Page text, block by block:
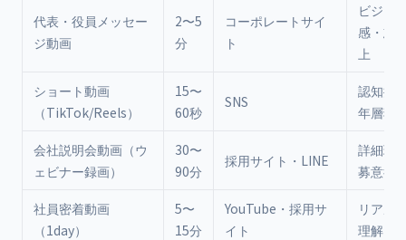
代表・役員メッセー
ジ動画
2〜5
分
コーポレートサイ
ト
ビジョ
感・志
上
ショート動画
（TikTok/Reels）
15〜
60秒
SNS
認知拡
年層獲
会社説明会動画（ウ
ェビナー録画）
30〜
90分
採用サイト・LINE
詳細理
募意欲
社員密着動画
（1day）
5〜
15分
YouTube・採用サ
イト
リアル
理解